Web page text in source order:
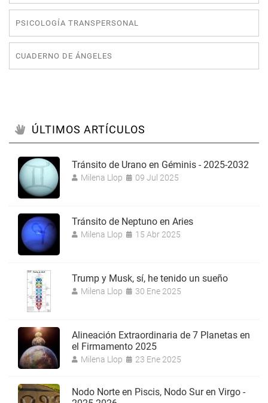
PSICOLOGÍA TRANSPERSONAL
CUADERNO DE ÁNGELES
ÚLTIMOS ARTÍCULOS
Tránsito de Urano en Géminis - 2025-2032
Milena Llop 09 Jul 2025
Tránsito de Neptuno en Aries
Milena Llop 15 Abr 2025
Trump y Musk, sí, he tenido un sueño
Milena Llop 30 Ene 2025
Alineación Extraordinaria de 7 Planetas en
el Firmamento 2025
Milena Llop 23 Ene 2025
Nodo Norte en Piscis, Nodo Sur en Virgo -